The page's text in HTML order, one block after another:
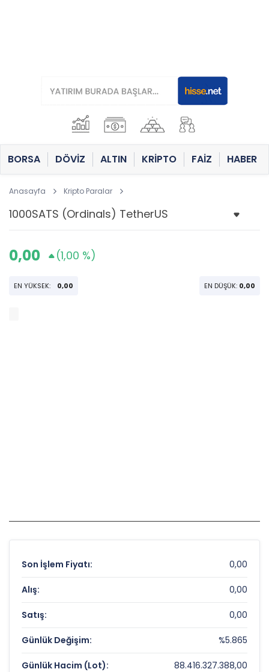
BORSA DÖVİZ ALTIN KRİPTO FAİZ HABER
Anasayfa Kripto Paralar
0,00 (1,00 %)
EN YÜKSEK: 0,00 EN DÜŞÜK: 0,00
Son İşlem Fiyatı: 0,00
Alış: 0,00
Satış: 0,00
Günlük Değişim: %5.865
Günlük Hacim (Lot): 88.416.327.388,00